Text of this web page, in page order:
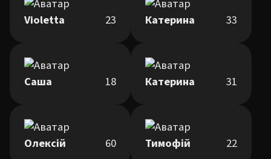
Violetta 23 Катерина 33
Саша 18 Катерина 31
Олексій 60 Тимофій 22